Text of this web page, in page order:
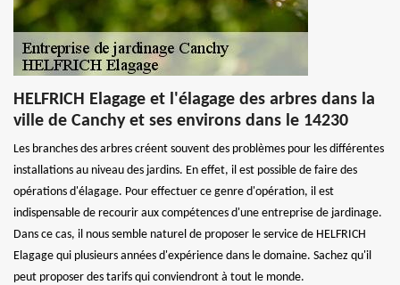
HELFRICH Elagage et l'élagage des arbres dans la
ville de Canchy et ses environs dans le 14230
Les branches des arbres créent souvent des problèmes pour les différentes
installations au niveau des jardins. En effet, il est possible de faire des
opérations d'élagage. Pour effectuer ce genre d'opération, il est
indispensable de recourir aux compétences d'une entreprise de jardinage.
Dans ce cas, il nous semble naturel de proposer le service de HELFRICH
Elagage qui plusieurs années d'expérience dans le domaine. Sachez qu'il
peut proposer des tarifs qui conviendront à tout le monde.